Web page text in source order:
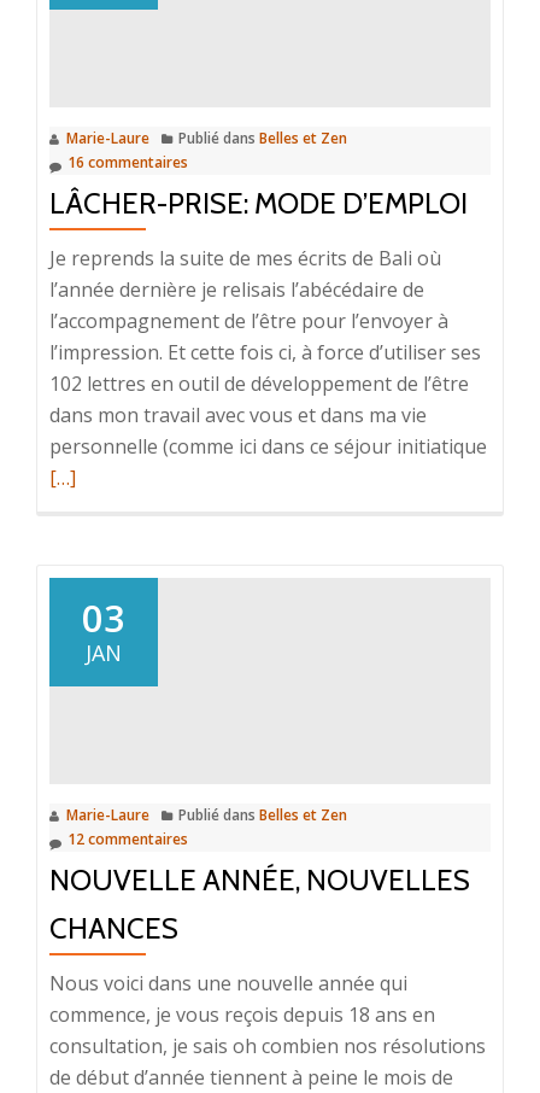
Marie-Laure Publié dans Belles et Zen
16 commentaires
LÂCHER-PRISE: MODE D’EMPLOI
Je reprends la suite de mes écrits de Bali où
l’année dernière je relisais l’abécédaire de
l’accompagnement de l’être pour l’envoyer à
l’impression. Et cette fois ci, à force d’utiliser ses
102 lettres en outil de développement de l’être
dans mon travail avec vous et dans ma vie
personnelle (comme ici dans ce séjour initiatique
[…]
03
JAN
Marie-Laure Publié dans Belles et Zen
12 commentaires
NOUVELLE ANNÉE, NOUVELLES
CHANCES
Nous voici dans une nouvelle année qui
commence, je vous reçois depuis 18 ans en
consultation, je sais oh combien nos résolutions
de début d’année tiennent à peine le mois de